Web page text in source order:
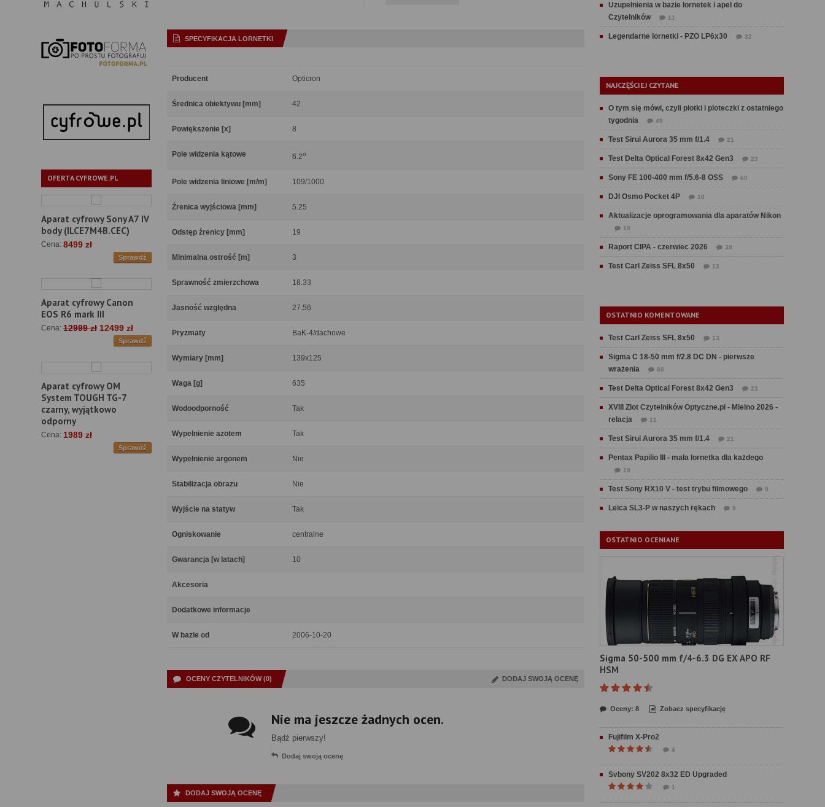
OFERTA CYFROWE.PL
Aparat cyfrowy Sony A7 IV
body (ILCE7M4B.CEC)
Cena: 8499 zł
Sprawdź
Aparat cyfrowy Canon
EOS R6 mark III
Cena: 12999 zł 12499 zł
Sprawdź
Aparat cyfrowy OM
System TOUGH TG-7
czarny, wyjątkowo
odporny
Cena: 1989 zł
Sprawdź
SPECYFIKACJA LORNETKI
Producent Opticron
Średnica obiektywu [mm] 42
Powiększenie [x] 8
Pole widzenia kątowe 6.2o
Pole widzenia liniowe [m/m] 109/1000
Źrenica wyjściowa [mm] 5.25
Odstęp źrenicy [mm] 19
Minimalna ostrość [m] 3
Sprawność zmierzchowa 18.33
Jasność względna 27.56
Pryzmaty BaK-4/dachowe
Wymiary [mm] 139x125
Waga [g] 635
Wodoodporność Tak
Wypełnienie azotem Tak
Wypełnienie argonem Nie
Stabilizacja obrazu Nie
Wyjście na statyw Tak
Ogniskowanie centralne
Gwarancja [w latach] 10
Akcesoria
Dodatkowe informacje
W bazie od 2006-10-20
OCENY CZYTELNIKÓW (0) DODAJ SWOJĄ OCENĘ
Nie ma jeszcze żadnych ocen.
Bądź pierwszy!
Dodaj swoją ocenę
DODAJ SWOJĄ OCENĘ
Uzupełnienia w bazie lornetek i apel do
Czytelników
11
Legendarne lornetki - PZO LP6x30 32
NAJCZĘŚCIEJ CZYTANE
O tym się mówi, czyli plotki i ploteczki z ostatniego
tygodnia
49
Test Sirui Aurora 35 mm f/1.4 21
Test Delta Optical Forest 8x42 Gen3 23
Sony FE 100-400 mm f/5.6-8 OSS 60
DJI Osmo Pocket 4P 10
Aktualizacje oprogramowania dla aparatów Nikon
10
Raport CIPA - czerwiec 2026 39
Test Carl Zeiss SFL 8x50 13
OSTATNIO KOMENTOWANE
Test Carl Zeiss SFL 8x50 13
Sigma C 18-50 mm f/2.8 DC DN - pierwsze
wrażenia
80
Test Delta Optical Forest 8x42 Gen3 23
XVIII Zlot Czytelników Optyczne.pl - Mielno 2026 -
relacja
11
Test Sirui Aurora 35 mm f/1.4 21
Pentax Papilio III - mała lornetka dla każdego
19
Test Sony RX10 V - test trybu filmowego 9
Leica SL3-P w naszych rękach 9
OSTATNIO OCENIANE
Sigma 50-500 mm f/4-6.3 DG EX APO RF
HSM
Oceny: 8 Zobacz specyfikację
Fujifilm X-Pro2
4
Svbony SV202 8x32 ED Upgraded
1